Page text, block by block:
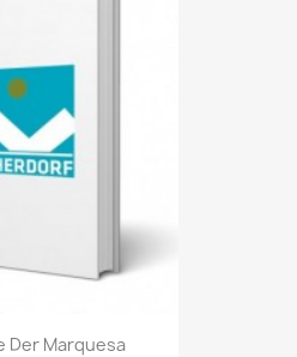
Der Marquesa